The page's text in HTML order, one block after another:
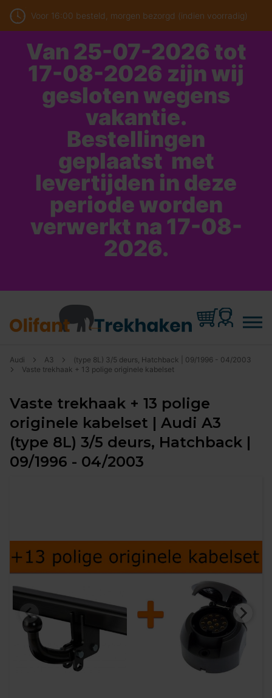
Voor 16:00 besteld, morgen bezorgd (indien voorradig)
Van 25-07-2026 tot
17-08-2026 zijn wij
gesloten wegens
vakantie.
Bestellingen
geplaatst met
levertijden in deze
periode worden
verwerkt na 17-08-
2026.
Audi A3
(type 8L) 3/5 deurs, Hatchback | 09/1996 - 04/2003
Vaste trekhaak + 13 polige originele kabelset
Vaste trekhaak + 13 polige
originele kabelset | Audi A3
(type 8L) 3/5 deurs, Hatchback |
09/1996 - 04/2003